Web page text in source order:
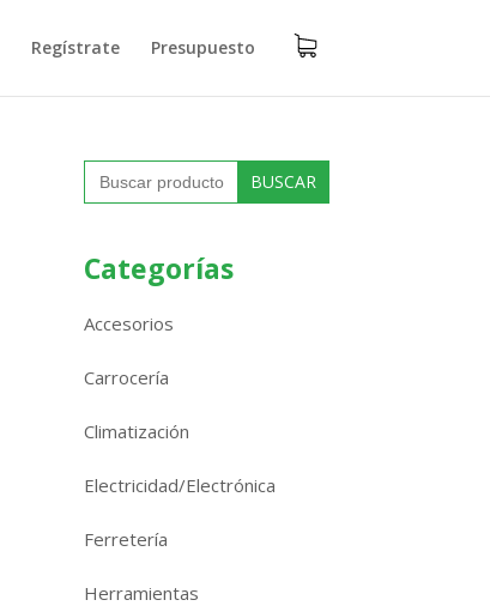
Regístrate Presupuesto
Buscar:
Categorías
Accesorios
Carrocería
Climatización
Electricidad/Electrónica
Ferretería
Herramientas